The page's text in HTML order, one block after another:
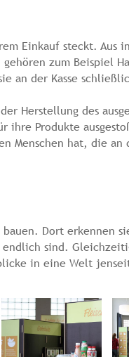
Einkauf steckt. Aus
zum Beispiel
an der Kasse
Herstellung des
ihre Produkte
Menschen hat, die an
Dort erkennen
endlich sind.
in eine Welt